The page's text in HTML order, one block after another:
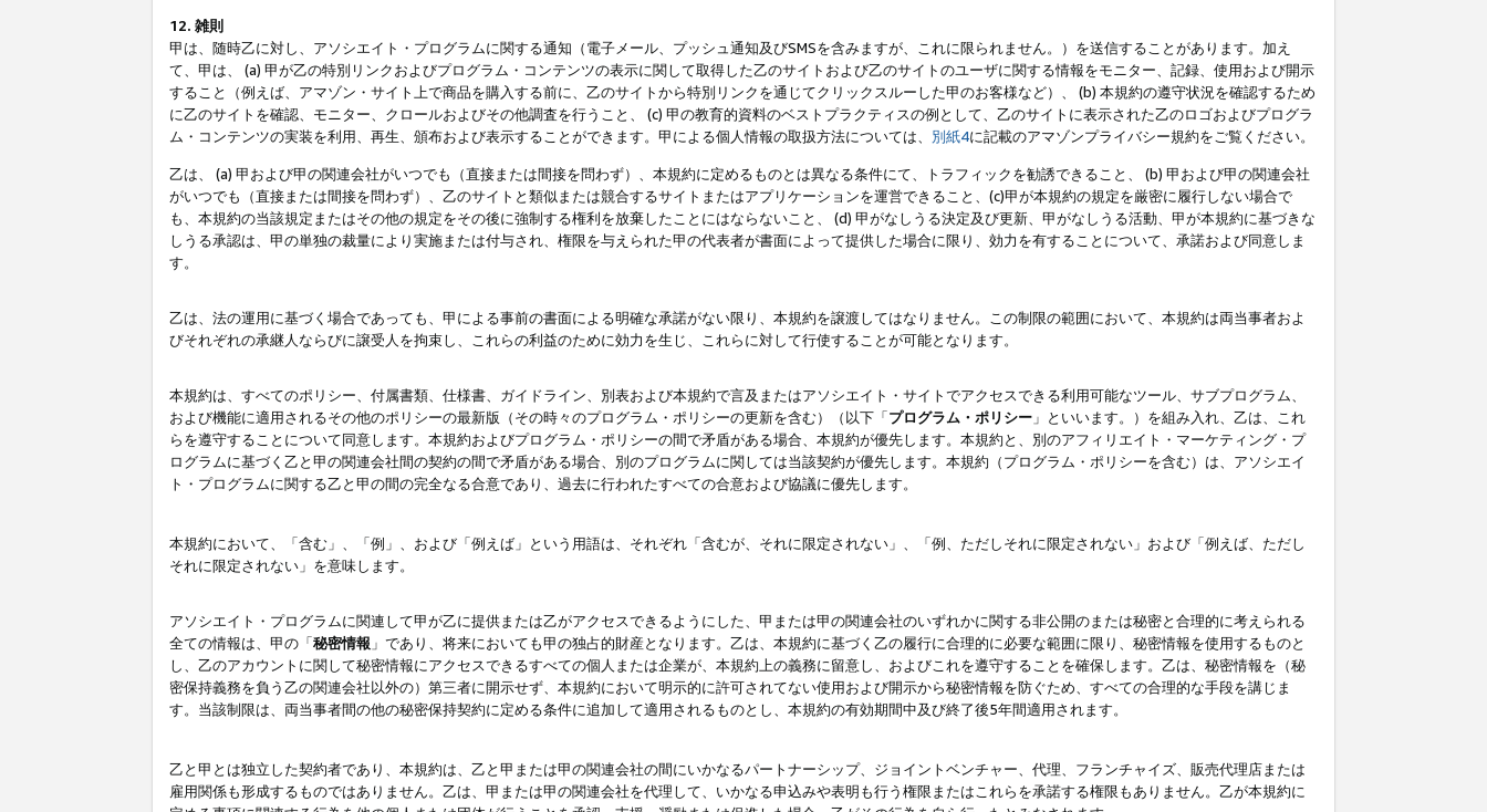
12. 雑則
甲は、随時乙に対し、アソシエイト・プログラムに関する通知（電子メール、プッシュ通知及びSMSを含みますが、これに限られません。）を送信することがあります。加え
て、甲は、 (a) 甲が乙の特別リンクおよびプログラム・コンテンツの表示に関して取得した乙のサイトおよび乙のサイトのユーザに関する情報をモニター、記録、使用および開示
すること（例えば、アマゾン・サイト上で商品を購入する前に、乙のサイトから特別リンクを通じてクリックスルーした甲のお客様など）、 (b) 本規約の遵守状況を確認するため
に乙のサイトを確認、モニター、クロールおよびその他調査を行うこと、 (c) 甲の教育的資料のベストプラクティスの例として、乙のサイトに表示された乙のロゴおよびプログラ
ム・コンテンツの実装を利用、再生、頒布および表示することができます。甲による個人情報の取扱方法については、 別紙4に記載のアマゾンプライバシー規約をご覧ください。
乙は、 (a) 甲および甲の関連会社がいつでも（直接または間接を問わず）、本規約に定めるものとは異なる条件にて、トラフィックを勧誘できること、 (b) 甲および甲の関連会社
がいつでも（直接または間接を問わず）、乙のサイトと類似または競合するサイトまたはアプリケーションを運営できること、(c)甲が本規約の規定を厳密に履行しない場合で
も、本規約の当該規定またはその他の規定をその後に強制する権利を放棄したことにはならないこと、 (d) 甲がなしうる決定及び更新、甲がなしうる活動、甲が本規約に基づきな
しうる承認は、甲の単独の裁量により実施または付与され、権限を与えられた甲の代表者が書面によって提供した場合に限り、効力を有することについて、承諾および同意しま
す。
乙は、法の運用に基づく場合であっても、甲による事前の書面による明確な承諾がない限り、本規約を譲渡してはなりません。この制限の範囲において、本規約は両当事者およ
びそれぞれの承継人ならびに譲受人を拘束し、これらの利益のために効力を生じ、これらに対して行使することが可能となります。
本規約は、すべてのポリシー、付属書類、仕様書、ガイドライン、別表および本規約で言及またはアソシエイト・サイトでアクセスできる利用可能なツール、サブプログラム、
および機能に適用されるその他のポリシーの最新版（その時々のプログラム・ポリシーの更新を含む）（以下「プログラム・ポリシー 」といいます。）を組み入れ、乙は、これ
らを遵守することについて同意します。本規約およびプログラム・ポリシーの間で矛盾がある場合、本規約が優先します。本規約と、別のアフィリエイト・マーケティング・プ
ログラムに基づく乙と甲の関連会社間の契約の間で矛盾がある場合、別のプログラムに関しては当該契約が優先します。本規約（プログラム・ポリシーを含む）は、アソシエイ
ト・プログラムに関する乙と甲の間の完全なる合意であり、過去に行われたすべての合意および協議に優先します。
本規約において、「含む」、「例」、および「例えば」という用語は、それぞれ「含むが、それに限定されない」、「例、ただしそれに限定されない」および「例えば、ただし
それに限定されない」を意味します。
アソシエイト・プログラムに関連して甲が乙に提供または乙がアクセスできるようにした、甲または甲の関連会社のいずれかに関する非公開のまたは秘密と合理的に考えられる
全ての情報は、甲の「秘密情報 」であり、将来においても甲の独占的財産となります。乙は、本規約に基づく乙の履行に合理的に必要な範囲に限り、秘密情報を使用するものと
し、乙のアカウントに関して秘密情報にアクセスできるすべての個人または企業が、本規約上の義務に留意し、およびこれを遵守することを確保します。乙は、秘密情報を（秘
密保持義務を負う乙の関連会社以外の）第三者に開示せず、本規約において明示的に許可されてない使用および開示から秘密情報を防ぐため、すべての合理的な手段を講じま
す。当該制限は、両当事者間の他の秘密保持契約に定める条件に追加して適用されるものとし、本規約の有効期間中及び終了後5年間適用されます。
乙と甲とは独立した契約者であり、本規約は、乙と甲または甲の関連会社の間にいかなるパートナーシップ、ジョイントベンチャー、代理、フランチャイズ、販売代理店または
雇用関係も形成するものではありません。乙は、甲または甲の関連会社を代理して、いかなる申込みや表明も行う権限またはこれらを承諾する権限もありません。乙が本規約に